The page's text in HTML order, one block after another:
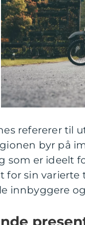
refererer til
byr på
som er ideelt
for sin
innbyggere